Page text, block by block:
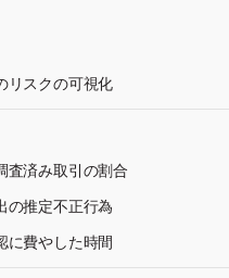
リスクの可視化
査済み取引の割合
の推定不正行為
に費やした時間